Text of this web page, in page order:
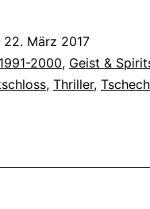
22. März 2017
1991-2000, Geist &
, Thriller,